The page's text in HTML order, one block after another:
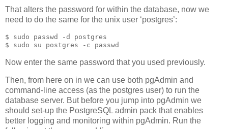
That alters the password for within the database, now we
need to do the same for the unix user ‘postgres’:
$ sudo passwd -d postgres
$ sudo su postgres -c passwd
Now enter the same password that you used previously.
Then, from here on in we can use both pgAdmin and
command-line access (as the postgres user) to run the
database server. But before you jump into pgAdmin we
should set-up the PostgreSQL admin pack that enables
better logging and monitoring within pgAdmin. Run the